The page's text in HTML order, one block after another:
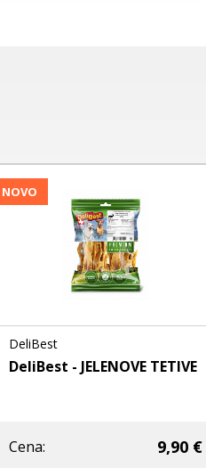
NOVO
DeliBest
DeliBest - JELENOVE TETIVE
Cena: 9,90 €